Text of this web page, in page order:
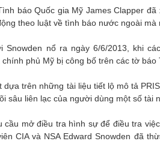
báo Quốc gia Mỹ James Clapper
theo luật về tình báo nước ngoài mà
Snowden nổ ra ngày 6/6/2013, khi
chính phủ Mỹ bị công bố trên các tờ báo
dựa trên những tài liệu tiết lộ mô tả
sâu liên lạc của người dùng một số tài
cầu mở điều tra hình sự để điều tra
CIA và NSA Edward Snowden đã